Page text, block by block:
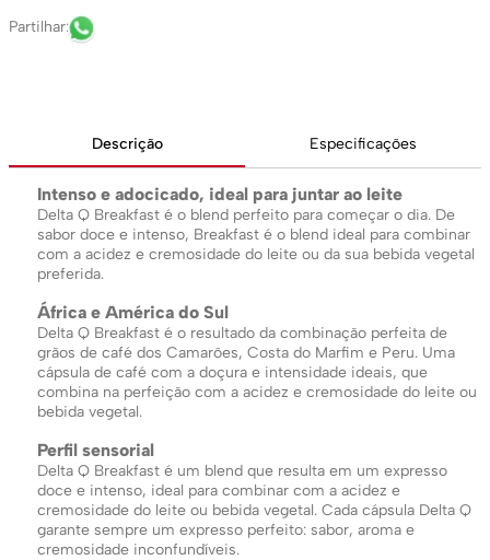
Descrição Especificações
Intenso e adocicado, ideal para juntar ao leite
Delta Q Breakfast é o blend perfeito para começar o dia. De
sabor doce e intenso, Breakfast é o blend ideal para combinar
com a acidez e cremosidade do leite ou da sua bebida vegetal
preferida.
África e América do Sul
Delta Q Breakfast é o resultado da combinação perfeita de
grãos de café dos Camarões, Costa do Marfim e Peru. Uma
cápsula de café com a doçura e intensidade ideais, que
combina na perfeição com a acidez e cremosidade do leite ou
bebida vegetal.
Perfil sensorial
Delta Q Breakfast é um blend que resulta em um expresso
doce e intenso, ideal para combinar com a acidez e
cremosidade do leite ou bebida vegetal. Cada cápsula Delta Q
garante sempre um expresso perfeito: sabor, aroma e
cremosidade inconfundíveis.